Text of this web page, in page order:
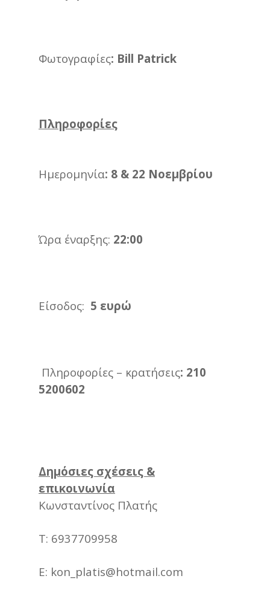
Φωτογραφίες: Bill Patrick
Πληροφορίες
Ημερομηνία: 8 & 22 Νοεμβρίου
Ώρα έναρξης: 22:00
Είσοδος: 5 ευρώ
Πληροφορίες – κρατήσεις: 210
5200602
Δημόσιες σχέσεις &
επικοινωνία
Κωνσταντίνος Πλατής
Τ: 6937709958
E: kon_platis@hotmail.com